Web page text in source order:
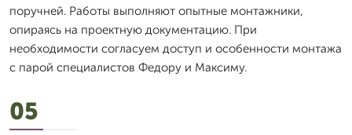
поручней. Работы выполняют опытные монтажники,
опираясь на проектную документацию. При
необходимости согласуем доступ и особенности монтажа
с парой специалистов Федору и Максиму.
05